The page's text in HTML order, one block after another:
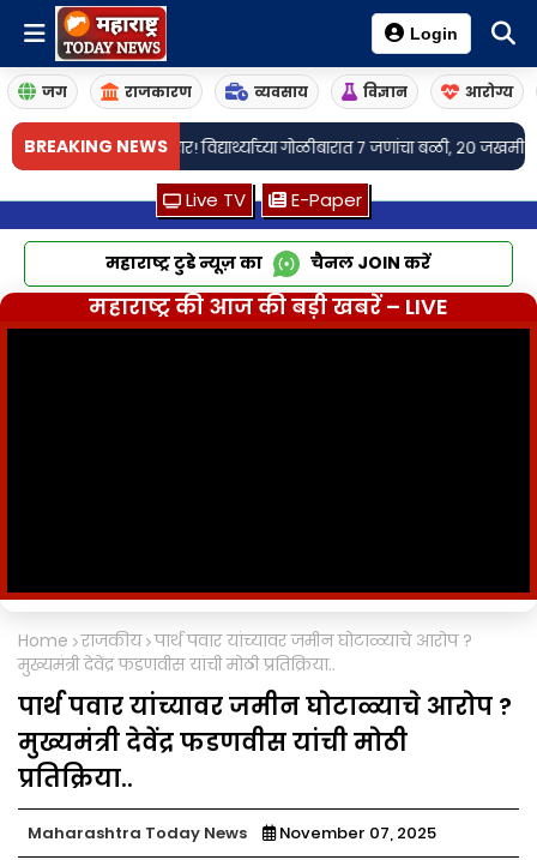
Login
जग राजकारण व्यवसाय विज्ञान आरोग्य
BREAKING NEWS
थरार! विद्यार्थ्याच्या गोळीबारात ७ जणांचा बळी, २० जखमी• कर्मवीर
Live TV E-Paper
महाराष्ट्र टुडे न्यूज़ का चैनल JOIN करें
महाराष्ट्र की आज की बड़ी खबरें – LIVE
Home राजकीय पार्थ पवार यांच्यावर जमीन घोटाळ्याचे आरोप ?
मुख्यमंत्री देवेंद्र फडणवीस यांची मोठी प्रतिक्रिया..
पार्थ पवार यांच्यावर जमीन घोटाळ्याचे आरोप ?
मुख्यमंत्री देवेंद्र फडणवीस यांची मोठी
प्रतिक्रिया..
Maharashtra Today News November 07, 2025